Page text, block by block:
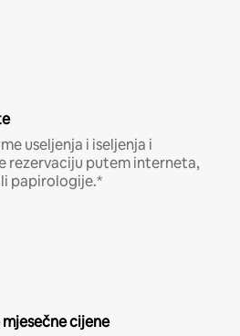
useljenja i iseljenja i
rezervaciju putem interneta,
papirologije.*
cijene